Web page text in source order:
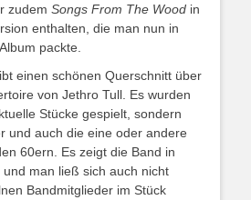
zudem Songs From The Wood in
enthalten, die man nun in
packte.
einen schönen Querschnitt über
von Jethro Tull. Es wurden
Stücke gespielt, sondern
und auch die eine oder andere
60ern. Es zeigt die Band in
man ließ sich auch nicht
Bandmitglieder im Stück